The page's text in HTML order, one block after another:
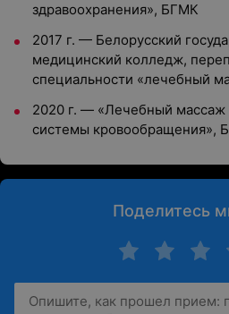
здравоохранения», БГМК
2017 г. — Белорусский
медицинский колледж,
специальности «лечебный
2020 г. — «Лечебный массаж
системы кровообращения»,
Поделитесь